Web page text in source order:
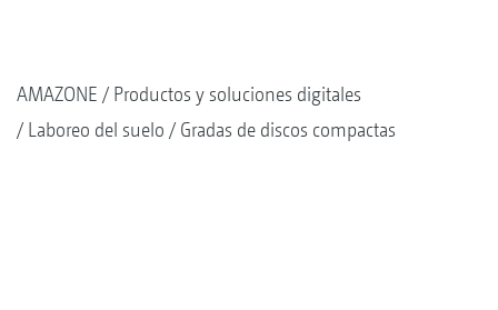
AMAZONE
Productos y soluciones digitales
Laboreo del suelo
Gradas de discos compactas